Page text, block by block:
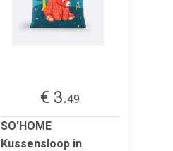
€ 3.49
SO'HOME
Kussensloop in